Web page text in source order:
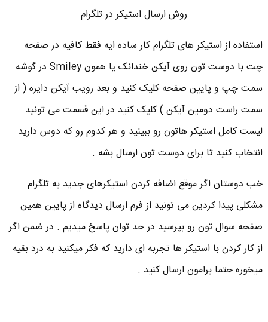
روش ارسال استیکر در تلگرام
استفاده از استیکر های تلگرام کار ساده ایه فقط کافیه در صفحه
چت با دوست تون روی آیکن خندانک یا همون Smiley در گوشه
سمت چپ و پایین صفحه کلیک کنید و بعد رویب آیکن دایره ( از
سمت راست دومین آیکن ) کلیک کنید در این قسمت می تونید
لیست کامل استیکر هاتون رو ببینید و هر کدوم رو که دوس دارید
انتخاب کنید تا برای دوست تون ارسال بشه .
خب دوستان اگر موقع اضافه کردن استیکرهای جدید به تلگرام
مشکلی پیدا کردین می تونید از فرم ارسال دیدگاه از پایین همین
صفحه سوال تون رو بپرسید در حد توان پاسخ میدیم . در ضمن اگر
از کار کردن با استیکر ها تجربه ای دارید که فکر میکنید به درد بقیه
میخوره حتما برامون ارسال کنید .